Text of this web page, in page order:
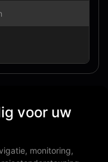
voor uw
monitoring,